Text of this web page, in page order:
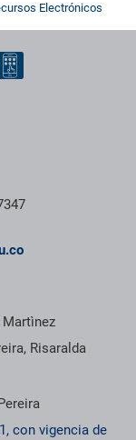
Electrónicos
redes sociales y
Risaralda
con vigencia de